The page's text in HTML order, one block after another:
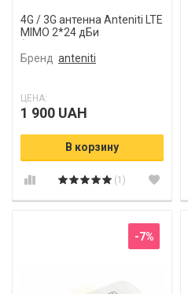
4G / 3G антенна Anteniti LTE
MIMO 2*24 дБи
сигнала)
Бренд anteniti
ЦЕНА:
1 900 UAH
В корзину
(1)
-7%